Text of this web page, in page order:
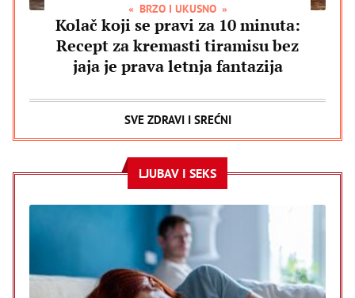
BRZO I UKUSNO
Kolač koji se pravi za 10 minuta:
Recept za kremasti tiramisu bez
jaja je prava letnja fantazija
SVE ZDRAVI I SREĆNI
LJUBAV I SEKS